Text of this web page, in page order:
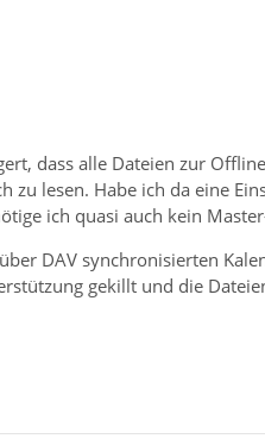
dass alle Dateien zur
lesen. Habe ich da eine
ich quasi auch kein
DAV synchronisierten
gekillt und die